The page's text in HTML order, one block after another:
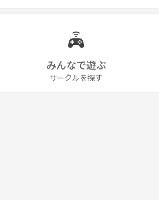
みんなで遊ぶ
サークルを探す